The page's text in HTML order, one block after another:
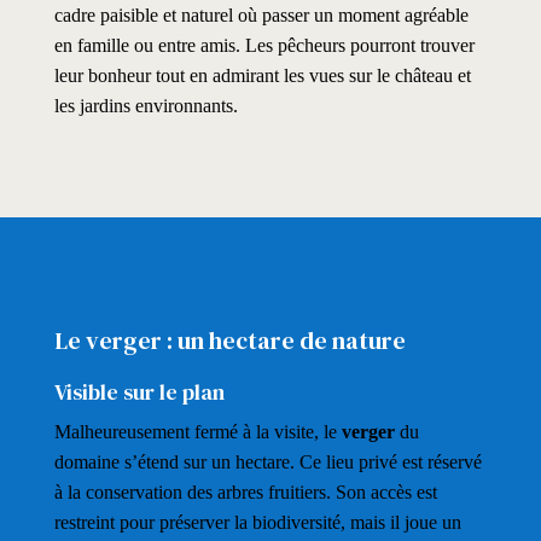
cadre paisible et naturel où passer un moment agréable
en famille ou entre amis. Les pêcheurs pourront trouver
leur bonheur tout en admirant les vues sur le château et
les jardins environnants.
Le verger : un hectare de nature
Visible sur le plan
Malheureusement fermé à la visite, le vergerdu
domaine s’étend sur un hectare. Ce lieu privé est réservé
à la conservation des arbres fruitiers. Son accès est
restreint pour préserver la biodiversité, mais il joue un